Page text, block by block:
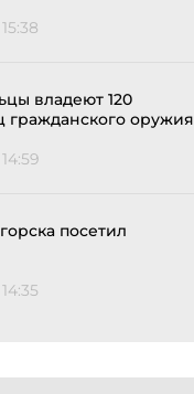
владеют 120
гражданского оружия
посетил